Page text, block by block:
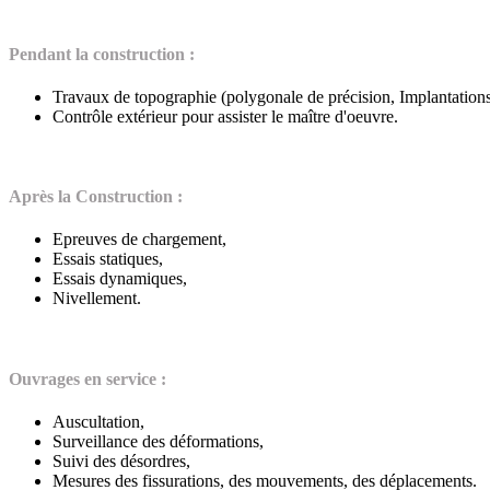
Pendant la construction :
Travaux de topographie (polygonale de précision,
Contrôle extérieur pour assister le maître d'oeuvre.
Après la Construction :
Epreuves de chargement,
Essais statiques,
Essais dynamiques,
Nivellement.
Ouvrages en service :
Auscultation,
Surveillance des déformations,
Suivi des désordres,
Mesures des fissurations, des mouvements, des déplacements.